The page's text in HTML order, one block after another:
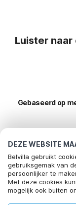
DEZE WEBSITE
Belvilla gebruikt
gebruiksgemak van
persoonlijker te
Met deze cookies
mogelijk ook buiten
Luister naar
Gebaseerd op
Meest
vakantie
Top steden met top
Kindvriendelijke
Populaire